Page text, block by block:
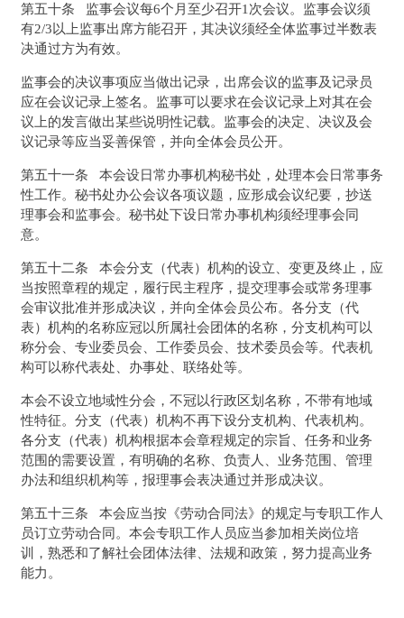
第五十条 监事会议每6个月至少召开1次会议。监事会议须
有2/3以上监事出席方能召开，其决议须经全体监事过半数表
决通过方为有效。
监事会的决议事项应当做出记录，出席会议的监事及记录员
应在会议记录上签名。监事可以要求在会议记录上对其在会
议上的发言做出某些说明性记载。监事会的决定、决议及会
议记录等应当妥善保管，并向全体会员公开。
第五十一条 本会设日常办事机构秘书处，处理本会日常事务
性工作。秘书处办公会议各项议题，应形成会议纪要，抄送
理事会和监事会。秘书处下设日常办事机构须经理事会同
意。
第五十二条 本会分支（代表）机构的设立、变更及终止，应
当按照章程的规定，履行民主程序，提交理事会或常务理事
会审议批准并形成决议，并向全体会员公布。各分支（代
表）机构的名称应冠以所属社会团体的名称，分支机构可以
称分会、专业委员会、工作委员会、技术委员会等。代表机
构可以称代表处、办事处、联络处等。
本会不设立地域性分会，不冠以行政区划名称，不带有地域
性特征。分支（代表）机构不再下设分支机构、代表机构。
各分支（代表）机构根据本会章程规定的宗旨、任务和业务
范围的需要设置，有明确的名称、负责人、业务范围、管理
办法和组织机构等，报理事会表决通过并形成决议。
第五十三条 本会应当按《劳动合同法》的规定与专职工作人
员订立劳动合同。本会专职工作人员应当参加相关岗位培
训，熟悉和了解社会团体法律、法规和政策，努力提高业务
能力。